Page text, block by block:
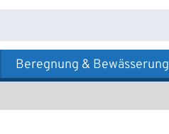
Beregnung & Bewässerung